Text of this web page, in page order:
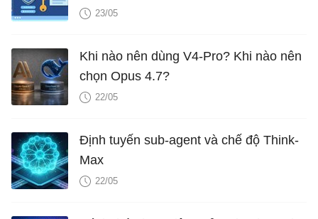
23/05
Khi nào nên dùng V4-Pro? Khi nào nên
chọn Opus 4.7?
22/05
Định tuyến sub-agent và chế độ Think-
Max
22/05